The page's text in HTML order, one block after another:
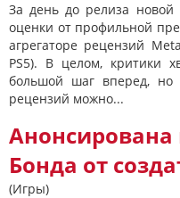
За день до релиза
оценки от профильной
агрегаторе рецензий
PS5). В целом, критики
большой шаг вперед, но
рецензий можно...
Анонсирована
Бонда от
(Игры)